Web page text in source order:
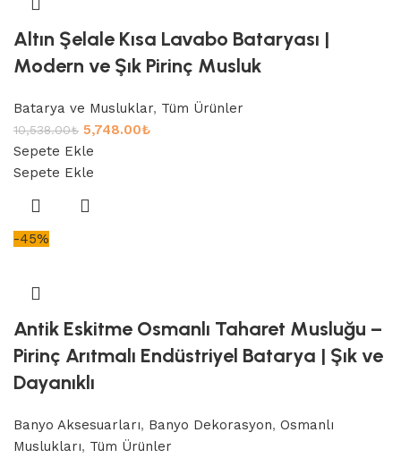
Altın Şelale Kısa Lavabo Bataryası |
Modern ve Şık Pirinç Musluk
Batarya ve Musluklar, Tüm Ürünler
10,538.00₺ 5,748.00₺
Sepete Ekle
Sepete Ekle
-45%
Antik Eskitme Osmanlı Taharet Musluğu –
Pirinç Arıtmalı Endüstriyel Batarya | Şık ve
Dayanıklı
Banyo Aksesuarları, Banyo Dekorasyon, Osmanlı
Muslukları, Tüm Ürünler